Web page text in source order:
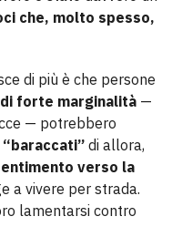
che, molto spesso,
di più è che persone
forte marginalità —
— potrebbero
“baraccati” di allora,
verso la
a vivere per strada.
lamentarsi contro